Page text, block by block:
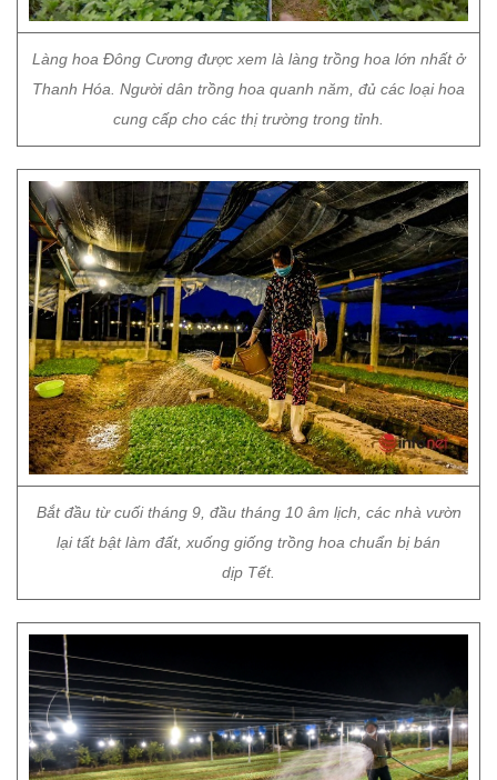
Làng hoa Đông Cương được xem là làng trồng hoa lớn nhất ở
Thanh Hóa. Người dân trồng hoa quanh năm, đủ các loại hoa
cung cấp cho các thị trường trong tỉnh.
Bắt đầu từ cuối tháng 9, đầu tháng 10 âm lịch, các nhà vườn
lại tất bật làm đất, xuống giống trồng hoa chuẩn bị bán
dịp Tết.